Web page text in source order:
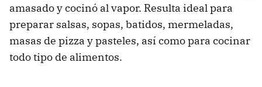
amasado y cocinó al vapor. Resulta ideal para
preparar salsas, sopas, batidos, mermeladas,
masas de pizza y pasteles, así como para cocinar
todo tipo de alimentos.